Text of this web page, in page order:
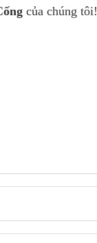
của chúng tôi!